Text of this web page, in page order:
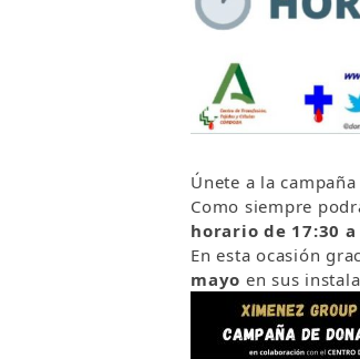
Únete a la
Como siempre
horario de 17:30 a
En esta ocasión
mayo en sus